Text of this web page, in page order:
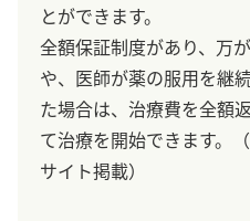
とができます。
全額保証制度があり、万
や、医師が薬の服用を継
た場合は、治療費を全額
て治療を開始できます。
サイト掲載）